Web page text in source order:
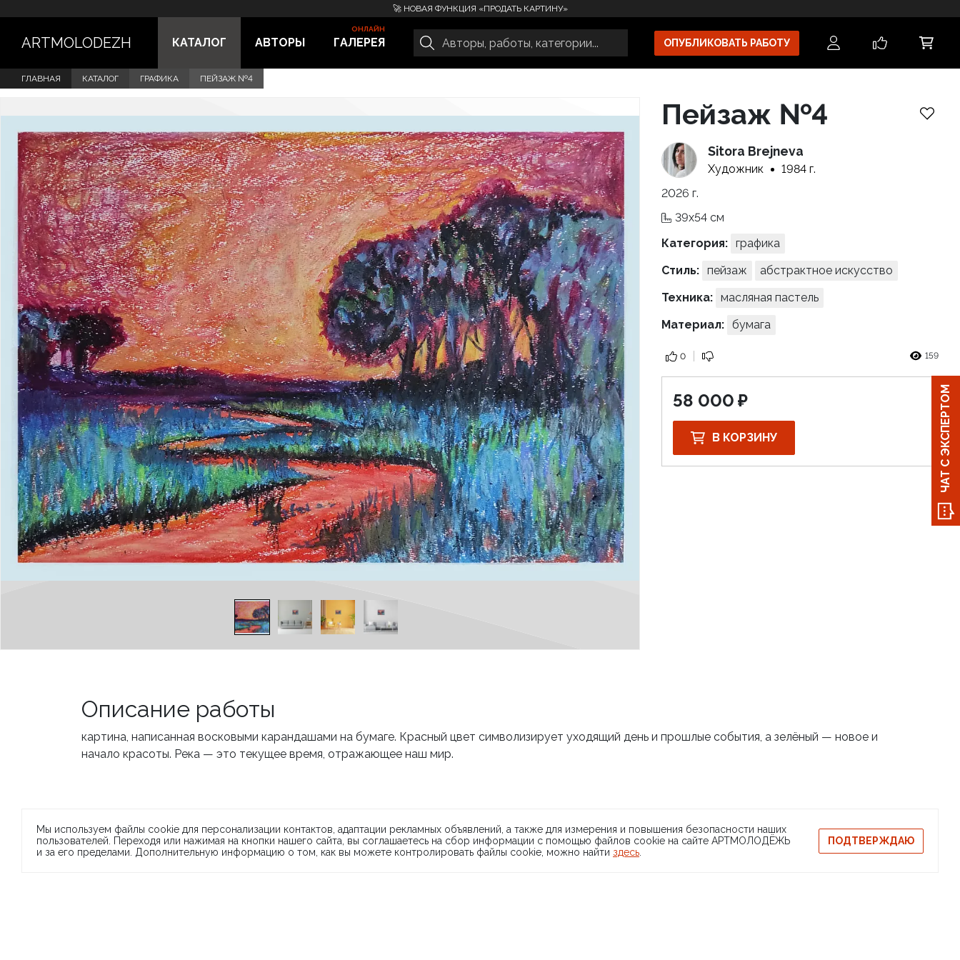
🚀 НОВАЯ ФУНКЦИЯ «ПРОДАТЬ КАРТИНУ»
ARTMOLODEZH КАТАЛОГ АВТОРЫ ГАЛЕРЕЯ ОПУБЛИКОВАТЬ РАБОТУ
ГЛАВНАЯ КАТАЛОГ ГРАФИКА ПЕЙЗАЖ №4
Пейзаж №4
Sitora Brejneva
Художник
1984 г.
2026 г.
39x54 см
Категория: графика
Стиль: пейзаж
абстрактное искусство
Техника: масляная пастель
Материал: бумага
0 159
58 000
В КОРЗИНУ
Описание работы
картина, написанная восковыми карандашами на бумаге. Красный цвет символизирует уходящий день и прошлые события, а зелёный — новое и
начало красоты. Река — это текущее время, отражающее наш мир.
© 2026 АРТМОЛОДЁЖЬ
Политика конфиденциальности
Политика обмена и возврата Свидетельство на товарный знак Публичная оферта
ЧАТ С ЭКСПЕРТОМ
Мы используем файлы cookie для персонализации контактов, адаптации рекламных объявлений, а также для измерения и повышения безопасности наших
пользователей. Переходя или нажимая на кнопки нашего сайта, вы соглашаетесь на сбор информации с помощью файлов cookie на сайте АРТМОЛОДЁЖЬ
и за его пределами. Дополнительную информацию о том, как вы можете контролировать файлы cookie, можно найти здесь
ПОДТВЕРЖДАЮ